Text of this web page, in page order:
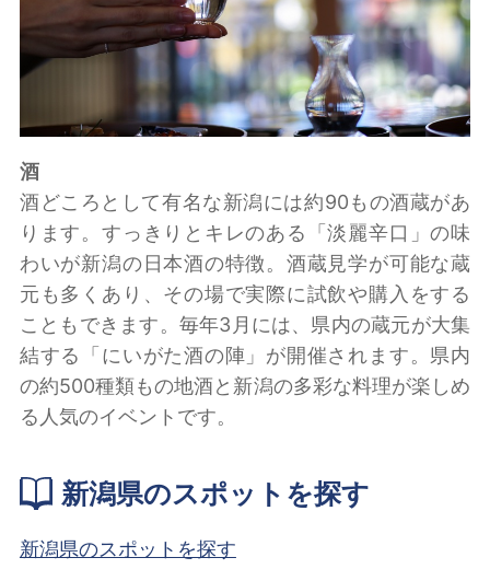
酒
酒どころとして有名な新潟には約90もの酒蔵があ
ります。すっきりとキレのある「淡麗辛口」の味
わいが新潟の日本酒の特徴。酒蔵見学が可能な蔵
元も多くあり、その場で実際に試飲や購入をする
こともできます。毎年3月には、県内の蔵元が大集
結する「にいがた酒の陣」が開催されます。県内
の約500種類もの地酒と新潟の多彩な料理が楽しめ
る人気のイベントです。
新潟県のスポットを探す
新潟県のスポットを探す